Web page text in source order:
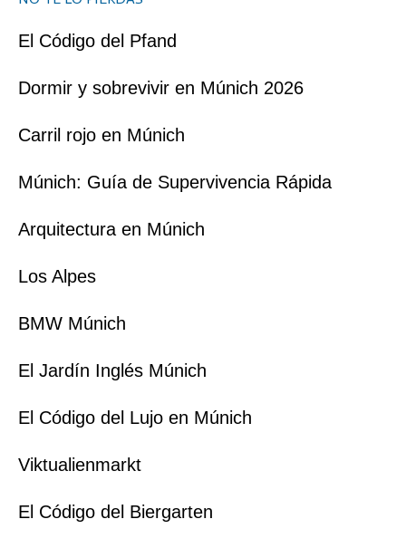
El Código del Pfand
Dormir y sobrevivir en Múnich 2026
Carril rojo en Múnich
Múnich: Guía de Supervivencia Rápida
Arquitectura en Múnich
Los Alpes
BMW Múnich
El Jardín Inglés Múnich
El Código del Lujo en Múnich
Viktualienmarkt
El Código del Biergarten